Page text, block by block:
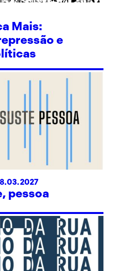
Mais:
e
pessoa